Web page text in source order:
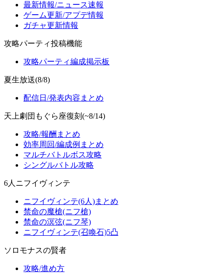
最新情報/ニュース速報
ゲーム更新/アプデ情報
ガチャ更新情報
攻略パーティ投稿機能
攻略パーティ編成掲示板
夏生放送(8/8)
配信日/発表内容まとめ
天上劇団もぐら座復刻(~8/14)
攻略/報酬まとめ
効率周回/編成例まとめ
マルチバトルボス攻略
シングルバトル攻略
6人ニフイヴィンテ
ニフイヴィンテ(6人)まとめ
禁命の魔槍(ニフ槍)
禁命の溟弦(ニフ琴)
ニフイヴィンテ(召喚石)5凸
ソロモナスの賢者
攻略/進め方